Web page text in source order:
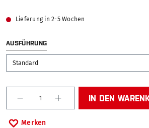
Lieferung in 2-5 Wochen
AUSFÜHRUNGAUSWÄHLEN
Produkt Anzahl: Gib den
IN DEN
Merken